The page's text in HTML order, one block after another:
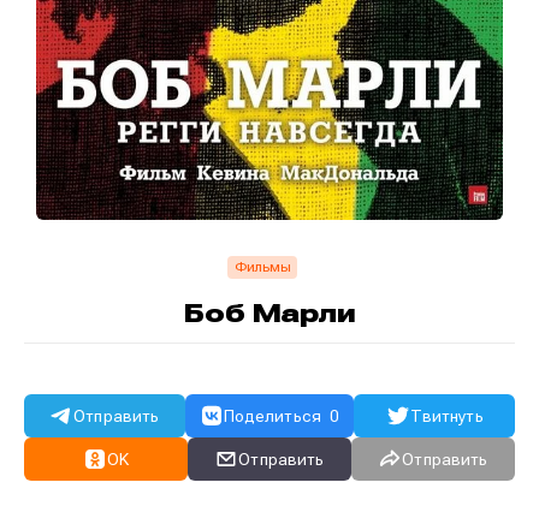
Фильмы
Боб Марли
Отправить Поделиться 0 Твитнуть
OK Отправить Отправить